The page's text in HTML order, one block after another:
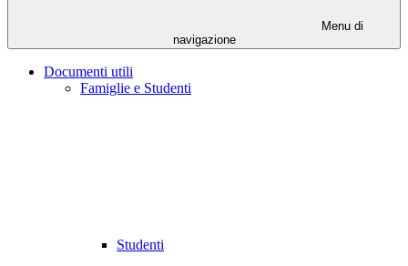
Menu di
navigazione
Documenti utili
Famiglie e Studenti
Studenti